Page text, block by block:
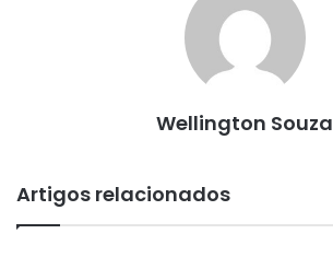
Wellington Souza
Artigos relacionados